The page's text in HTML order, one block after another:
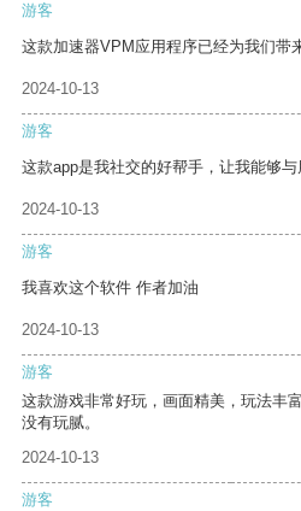
游客
这款加速器VPM应用程序已经为我们带
2024-10-13
游客
这款app是我社交的好帮手，让我能够与
2024-10-13
游客
我喜欢这个软件 作者加油
2024-10-13
游客
这款游戏非常好玩，画面精美，玩法丰
没有玩腻。
2024-10-13
游客